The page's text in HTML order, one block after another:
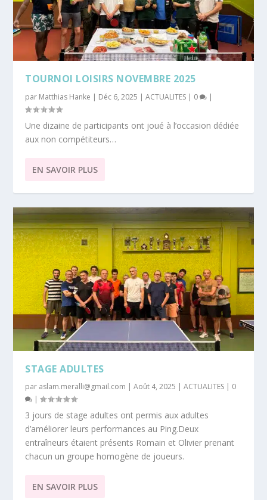
TOURNOI LOISIRS NOVEMBRE 2025
par Matthias Hanke | Déc 6, 2025 |ACTUALITES | 0 |
Une dizaine de participants ont joué à l’occasion dédiée
aux non compétiteurs…
EN SAVOIR PLUS
STAGE ADULTES
par aslam.meralli@gmail.com |Août 4, 2025 |ACTUALITES | 0
|
3 jours de stage adultes ont permis aux adultes
d’améliorer leurs performances au Ping.Deux
entraîneurs étaient présents Romain et Olivier prenant
chacun un groupe homogène de joueurs.
EN SAVOIR PLUS